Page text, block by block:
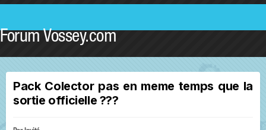
Forum Vossey.com
Pack Colector pas en meme temps que la
sortie officielle ???